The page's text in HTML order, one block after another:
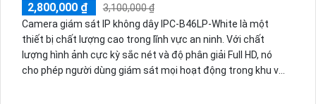
2,800,000 ₫
3,100,000 ₫
Camera giám sát IP không dây IPC-B46LP-White là một
thiết bị chất lượng cao trong lĩnh vực an ninh. Với chất
lượng hình ảnh cực kỳ sắc nét và độ phân giải Full HD, nó
cho phép người dùng giám sát mọi hoạt động trong khu vực